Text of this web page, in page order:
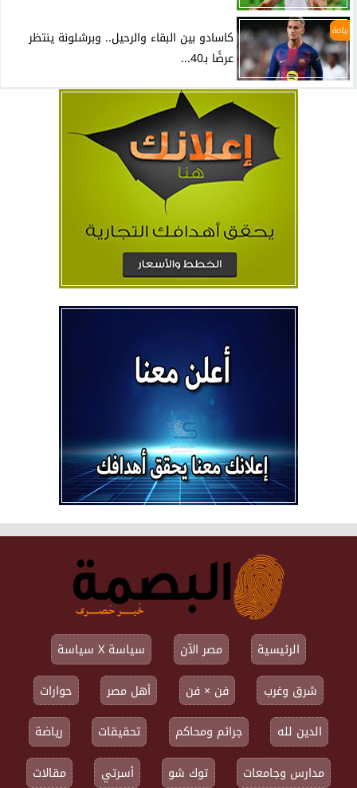
رياضة
كاسادو بين البقاء والرحيل.. وبرشلونة ينتظر
عرضًا بـ40...
الرئيسية مصر الآن
سياسة X سياسة
شرق وغرب
فن × فن أهل مصر
حوارات
الدين لله
جرائم ومحاكم تحقيقات
رياضة
مدارس وجامعات
توك شو أسرتي مقالات